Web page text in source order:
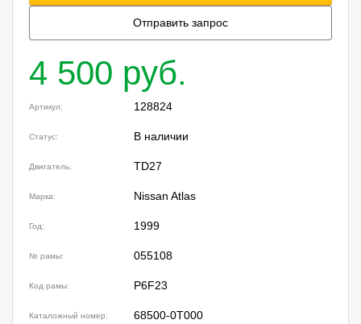
Отправить запрос
4 500 руб.
Артикул: 128824
Статус: В наличии
Двигатель: TD27
Марка: Nissan Atlas
Год: 1999
№ рамы: 055108
Код рамы: P6F23
Каталожный номер:
68500-0T000